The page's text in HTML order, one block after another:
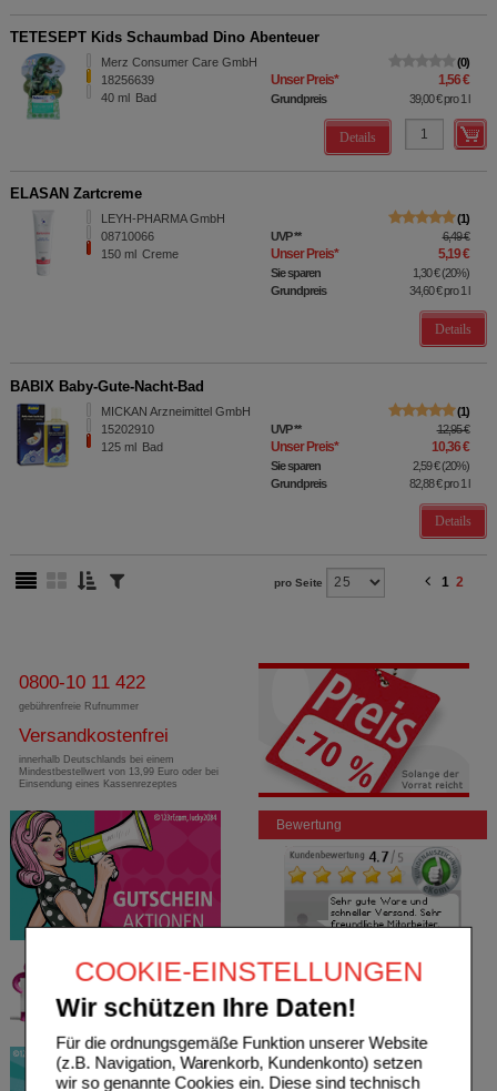
COOKIE-EINSTELLUNGEN
Wir schützen Ihre Daten!
Für die ordnungsgemäße Funktion unserer Website
(z.B. Navigation, Warenkorb, Kundenkonto) setzen
wir so genannte Cookies ein. Diese sind technisch
TETESEPT Kids Schaumbad Dino Abenteuer
Merz Consumer Care GmbH
18256639
40 ml Bad
0
Unser Preis* 1,56 €
Grundpreis 39,00 €pro 1 l
Details
ELASAN Zartcreme
LEYH-PHARMA GmbH
08710066
150 ml Creme
1
UVP** 6,49 €
Unser Preis* 5,19 €
Sie sparen 1,30 €(20%)
Grundpreis
34,60 €pro 1 l
Details
BABIX Baby-Gute-Nacht-Bad
MICKAN Arzneimittel GmbH
15202910
125 ml Bad
1
UVP** 12,95 €
Unser Preis* 10,36 €
Sie sparen 2,59 €(20%)
Grundpreis
82,88 €pro 1 l
Details
pro Seite 1 2
0800-10 11 422
gebührenfreie Rufnummer
Versandkostenfrei
innerhalb Deutschlands bei einem
Mindestbestellwert von 13,99 Euro oder bei
Einsendung eines Kassenrezeptes
Bewertung